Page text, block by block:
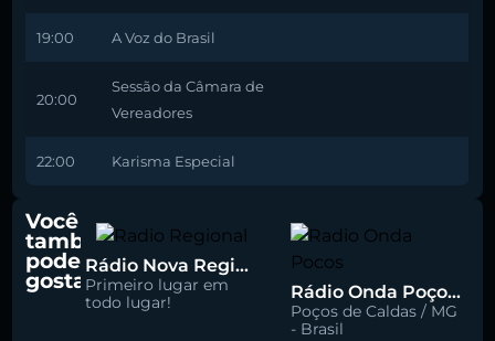
19:00 A Voz do Brasil
20:00
Sessão da Câmara de
Vereadores
22:00 Karisma Especial
Você
também
pode
gostar
Rádio Nova Regional 91.5 FM
Primeiro lugar em
todo lugar!
Rádio Onda Poços 96.7 FM
Poços de Caldas / MG
- Brasil